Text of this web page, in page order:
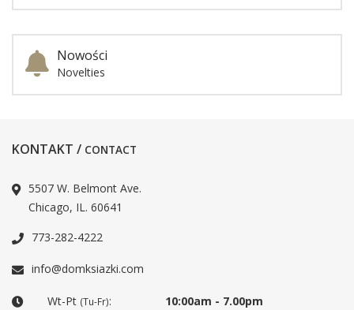
Nowości
Novelties
KONTAKT / CONTACT
5507 W. Belmont Ave.
Chicago, IL. 60641
773-282-4222
info@domksiazki.com
Wt-Pt (Tu-Fr):
10:00am - 7.00pm